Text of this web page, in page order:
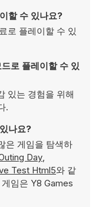
할 수 있나요?
로 플레이할 수 있
로 플레이할 수 있
있는 경험을 위해
.
나요?
은 게임을 탐색하
Day,
Test Html5와 같
임은 Y8 Games